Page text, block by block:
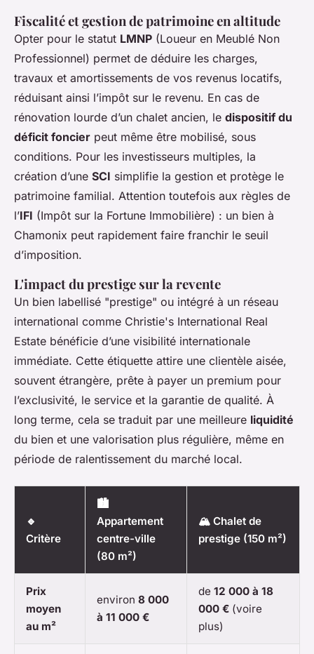
Fiscalité et gestion de patrimoine en altitude
Opter pour le statut LMNP (Loueur en Meublé Non
Professionnel) permet de déduire les charges,
travaux et amortissements de vos revenus locatifs,
réduisant ainsi l’impôt sur le revenu. En cas de
rénovation lourde d’un chalet ancien, le dispositif du
déficit foncier peut même être mobilisé, sous
conditions. Pour les investisseurs multiples, la
création d’une SCI simplifie la gestion et protège le
patrimoine familial. Attention toutefois aux règles de
l’IFI (Impôt sur la Fortune Immobilière) : un bien à
Chamonix peut rapidement faire franchir le seuil
d’imposition.
L'impact du prestige sur la revente
Un bien labellisé "prestige" ou intégré à un réseau
international comme Christie's International Real
Estate bénéficie d’une visibilité internationale
immédiate. Cette étiquette attire une clientèle aisée,
souvent étrangère, prête à payer un premium pour
l’exclusivité, le service et la garantie de qualité. À
long terme, cela se traduit par une meilleure liquidité
du bien et une valorisation plus régulière, même en
période de ralentissement du marché local.
🔹
Critère
🏙️
Appartement
centre-ville
(80 m²)
🏔️ Chalet de
prestige (150 m²)
Prix
moyen
au m²
environ 8 000
à 11 000 €
de 12 000 à 18
000 € (voire
plus)